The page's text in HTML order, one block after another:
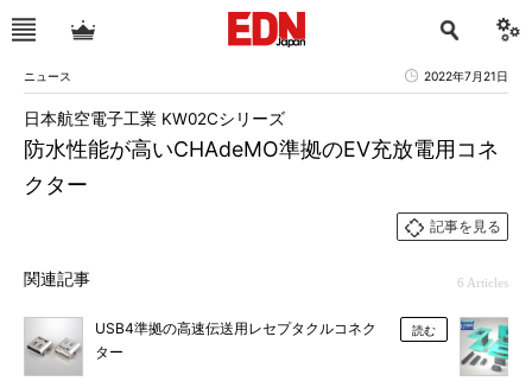
ニュース 2022年7月21日
防水性能が高いCHAdeMO準拠のEV充放電用コネ
クター
日本航空電子工業 KW02Cシリーズ
記事を見る
関連記事 6 Articles
USB4準拠の高速伝送用レセプタクルコネク
ター
読む